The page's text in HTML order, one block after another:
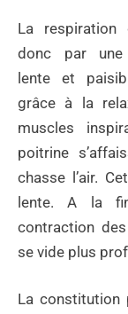
La respiration
donc par une
lente et
grâce à la
muscles
poitrine
chasse l’air.
lente. A la
contraction
se vide plus
La constitution